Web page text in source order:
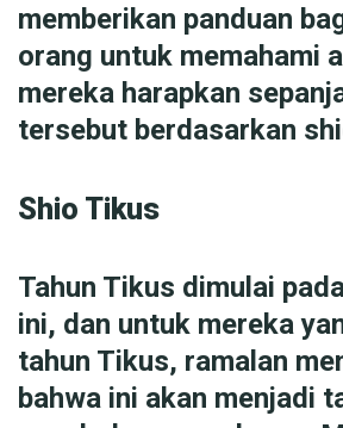
memberikan panduan
orang untuk memahami
mereka harapkan
tersebut berdasarkan
Shio Tikus
Tahun Tikus dimulai
ini, dan untuk mereka
tahun Tikus, ramalan
bahwa ini akan menjadi